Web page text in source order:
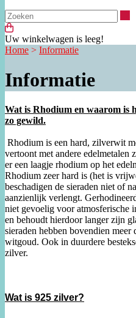
Uw winkelwagen is leeg!
Home > Informatie
Informatie
Wat is Rhodium en waarom is
zo gewild.
Rhodium is een hard, zilverwit
vertoont met andere
er een laagje rhodium op het
Rhodium zeer hard is (het is
beschadigen de sieraden niet of
aanzienlijk verlengt.
niet gevoelig voor atmosferische
en behoudt hierdoor langer zijn
sieraden hebben bovendien
witgoud. Ook in duurdere
zilver.
Wat is 925 zilver?